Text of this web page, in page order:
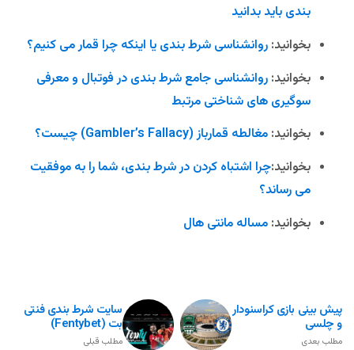
بندی باید بدانید
بخوانید: روانشناسی شرط بندی یا اینکه چرا قمار می کنیم؟
بخوانید: روانشناسی جامع شرط بندی در فوتبال و معرفی
سوگیری های شناختی مرتبط
بخوانید: مغالطه قمارباز (Gambler’s Fallacy) چیست؟
بخوانید:چرا اشتباه کردن در شرط بندی، شما را به موفقیت
می رساند؟
بخوانید: مساله مانتی هال
سایت شرط بندی فنتی
بت (Fentybet)
مطلب قبلی
پیش بینی بازی کراسنودار
و چلسی
مطلب بعدی